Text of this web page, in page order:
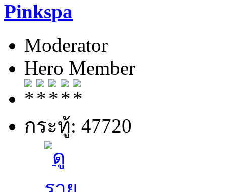
Pinkspa
Moderator
Hero Member
กระทู้: 47720